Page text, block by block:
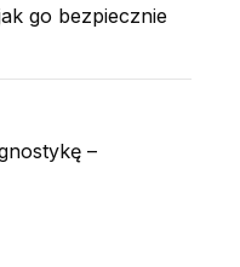
go bezpiecznie
–